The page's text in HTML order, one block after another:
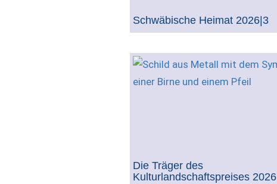
Schwäbische Heimat 2026|3
Die Träger des
Kulturlandschaftspreises 2026